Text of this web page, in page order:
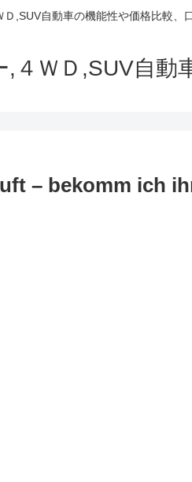
,SUV自動車の機能性や価格比較、
４ＷＤ,SUV自動
– bekomm ich